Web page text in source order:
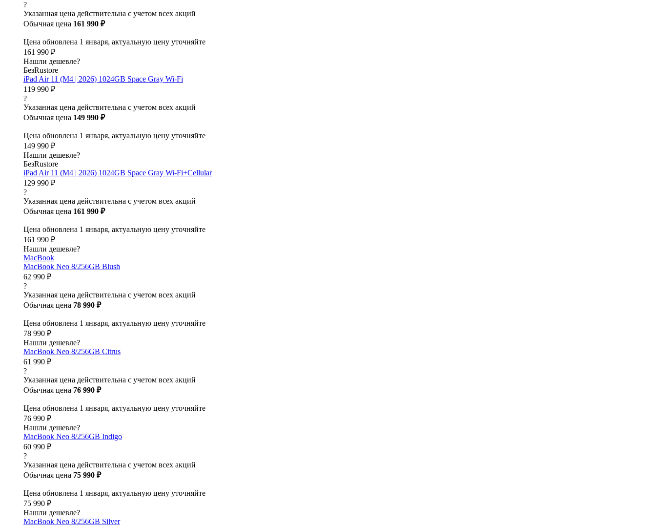
?
Указанная цена действительна с учетом всех акций
Обычная цена 161 990 ₽
Цена обновлена 1 января, актуальную цену уточняйте
161 990 ₽
Нашли дешевле?
БезRustore
iPad Air 11 (M4 | 2026) 1024GB Space Gray Wi-Fi
119 990 ₽
?
Указанная цена действительна с учетом всех акций
Обычная цена 149 990 ₽
Цена обновлена 1 января, актуальную цену уточняйте
149 990 ₽
Нашли дешевле?
БезRustore
iPad Air 11 (M4 | 2026) 1024GB Space Gray Wi-Fi+Cellular
129 990 ₽
?
Указанная цена действительна с учетом всех акций
Обычная цена 161 990 ₽
Цена обновлена 1 января, актуальную цену уточняйте
161 990 ₽
Нашли дешевле?
MacBook
MacBook Neo 8/256GB Blush
62 990 ₽
?
Указанная цена действительна с учетом всех акций
Обычная цена 78 990 ₽
Цена обновлена 1 января, актуальную цену уточняйте
78 990 ₽
Нашли дешевле?
MacBook Neo 8/256GB Citrus
61 990 ₽
?
Указанная цена действительна с учетом всех акций
Обычная цена 76 990 ₽
Цена обновлена 1 января, актуальную цену уточняйте
76 990 ₽
Нашли дешевле?
MacBook Neo 8/256GB Indigo
60 990 ₽
?
Указанная цена действительна с учетом всех акций
Обычная цена 75 990 ₽
Цена обновлена 1 января, актуальную цену уточняйте
75 990 ₽
Нашли дешевле?
MacBook Neo 8/256GB Silver